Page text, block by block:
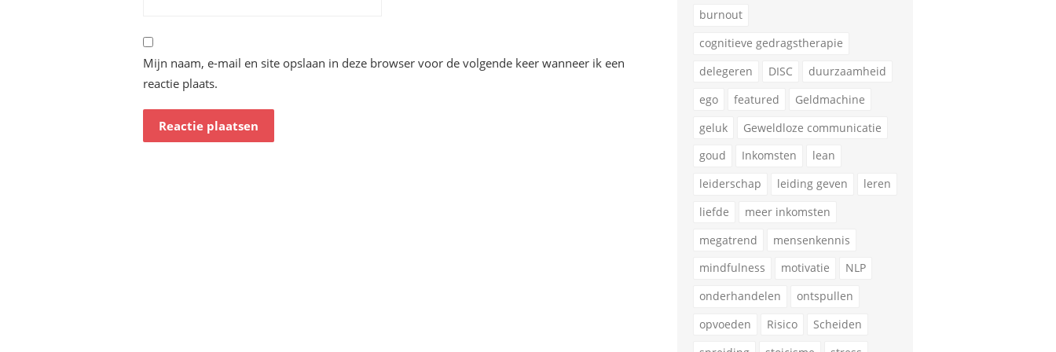
Mijn naam, e-mail en site opslaan in deze browser voor de volgende keer wanneer ik een
reactie plaats.
burnout
cognitieve gedragstherapie
delegeren
DISC
duurzaamheid
ego
featured
Geldmachine
geluk
Geweldloze communicatie
goud
Inkomsten
lean
leiderschap
leiding geven
leren
liefde
meer inkomsten
megatrend
mensenkennis
mindfulness
motivatie
NLP
onderhandelen
ontspullen
opvoeden
Risico
Scheiden